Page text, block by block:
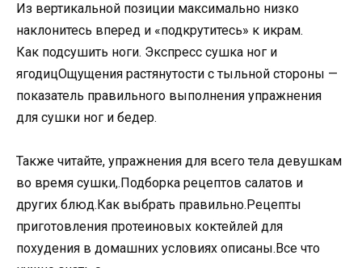
Из вертикальной позиции максимально низко
наклонитесь вперед и «подкрутитесь» к икрам.
Как подсушить ноги. Экспресс сушка ног и
ягодицОщущения растянутости с тыльной стороны —
показатель правильного выполнения упражнения
для сушки ног и бедер.
Также читайте, упражнения для всего тела девушкам
во время сушки,.Подборка рецептов салатов и
других блюд.Как выбрать правильно.Рецепты
приготовления протеиновых коктейлей для
похудения в домашних условиях описаны.Все что